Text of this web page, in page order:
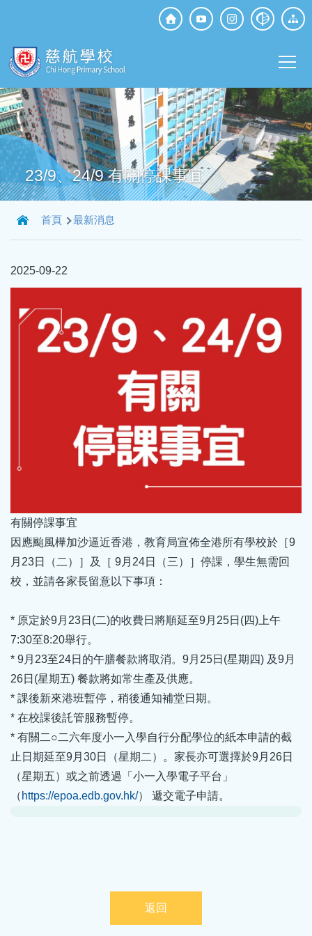
Top
Social
23/9、24/9 有關停課事宜
導
航
結
首頁 最新消息
2025-09-22
有關停課事宜
因應颱風樺加沙逼近香港，教育局宣佈全港所有學校於［9
月23日（二）］及［ 9月24日（三）］停課，學生無需回
校，並請各家長留意以下事項：
* 原定於9月23日(二)的收費日將順延至9月25日(四)上午
7:30至8:20舉行。
* 9月23至24日的午膳餐款將取消。9月25日(星期四) 及9月
26日(星期五) 餐款將如常生產及供應。
* 課後新來港班暫停，稍後通知補堂日期。
* 在校課後託管服務暫停。
* 有關二○二六年度小一入學自行分配學位的紙本申請的截
止日期延至9月30日（星期二）。家長亦可選擇於9月26日
（星期五）或之前透過「小一入學電子平台」
（ https://epoa.edb.gov.hk/） 遞交電子申請。
返回